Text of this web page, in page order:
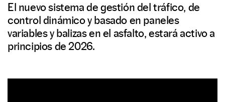
El nuevo sistema de gestión del tráfico, de
control dinámico y basado en paneles
variables y balizas en el asfalto, estará activo a
principios de 2026.